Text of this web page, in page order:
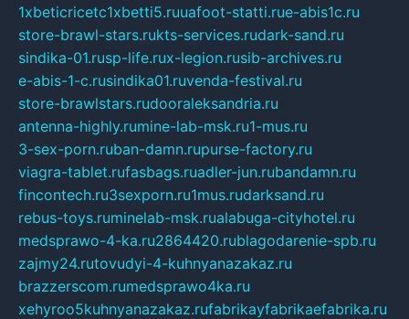
1xbeticricetc1xbetti5.ruuafoot-statti.rue-abis1c.ru
store-brawl-stars.rukts-services.rudark-sand.ru
sindika-01.rusp-life.rux-legion.rusib-archives.ru
e-abis-1-c.rusindika01.ruvenda-festival.ru
store-brawlstars.rudooraleksandria.ru
antenna-highly.rumine-lab-msk.ru1-mus.ru
3-sex-porn.ruban-damn.rupurse-factory.ru
viagra-tablet.rufasbags.ruadler-jun.rubandamn.ru
fincontech.ru3sexporn.ru1mus.rudarksand.ru
rebus-toys.ruminelab-msk.rualabuga-cityhotel.ru
medsprawo-4-ka.ru2864420.rublagodarenie-spb.ru
zajmy24.rutovudyi-4-kuhnyanazakaz.ru
brazzerscom.rumedsprawo4ka.ru
xehyroo5kuhnyanazakaz.rufabrikayfabrikaefabrika.ru